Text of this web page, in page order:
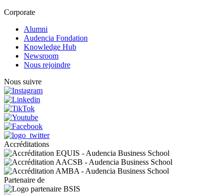
Corporate
Alumni
Audencia Fondation
Knowledge Hub
Newsroom
Nous rejoindre
Nous suivre
Accréditations
Partenaire de